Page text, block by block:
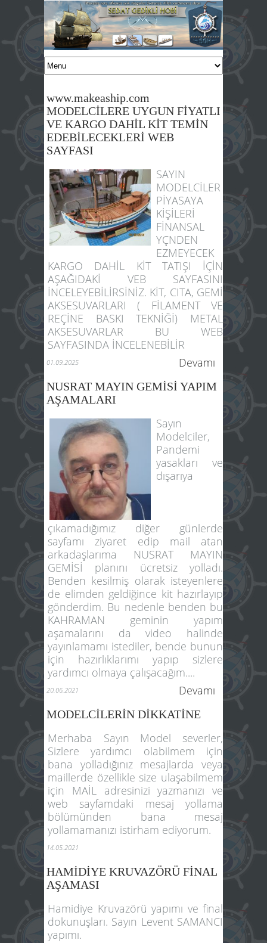
www.makeaship.com
MODELCİLERE UYGUN FİYATLI
VE KARGO DAHİL KİT TEMİN
EDEBİLECEKLERİ WEB
SAYFASI
SAYIN
MODELCİLER
PİYASAYA
KİŞİLERİ
FİNANSAL
YÇNDEN
EZMEYECEK
KARGO DAHİL KİT TATIŞI İÇİN
AŞAĞIDAKİ VEB SAYFASINI
İNCELEYEBİLİRSİNİZ. KİT, CITA, GEMİ
AKSESUVARLARI ( FİLAMENT VE
REÇİNE BASKI TEKNİĞİ) METAL
AKSESUVARLAR BU WEB
SAYFASINDA İNCELENEBİLİR
01.09.2025 Devamı
NUSRAT MAYIN GEMİSİ YAPIM
AŞAMALARI
Sayın
Modelciler,
Pandemi
yasakları ve
dışarıya
çıkamadığımız diğer günlerde
sayfamı ziyaret edip mail atan
arkadaşlarıma NUSRAT MAYIN
GEMİSİ planını ücretsiz yolladı.
Benden kesilmiş olarak isteyenlere
de elimden geldiğince kit hazırlayıp
gönderdim. Bu nedenle benden bu
KAHRAMAN geminin yapım
aşamalarını da video halinde
yayınlamamı istediler, bende bunun
için hazırlıklarımı yapıp sizlere
yardımcı olmaya çalışacağım....
20.06.2021 Devamı
MODELCİLERİN DİKKATİNE
Merhaba Sayın Model severler,
Sizlere yardımcı olabilmem için
bana yolladığınız mesajlarda veya
maillerde özellikle size ulaşabilmem
için MAİL adresinizi yazmanızı ve
web sayfamdaki mesaj yollama
bölümünden bana mesaj
yollamamanızı istirham ediyorum.
14.05.2021
HAMİDİYE KRUVAZÖRÜ FİNAL
AŞAMASI
Hamidiye Kruvazörü yapımı ve final
dokunuşları. Sayın Levent SAMANCI
yapımı.